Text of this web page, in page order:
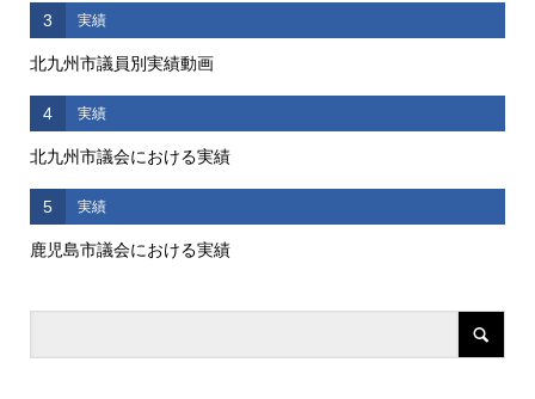
3 実績
北九州市議員別実績動画
4 実績
北九州市議会における実績
5 実績
鹿児島市議会における実績